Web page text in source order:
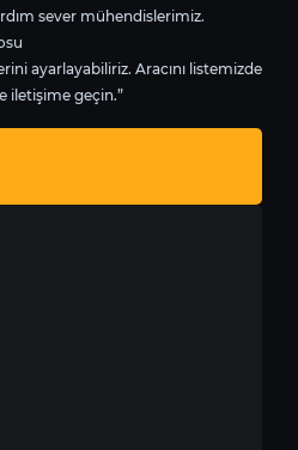
sever mühendislerimiz.
ayarlayabiliriz. Aracını listemizde
iletişime geçin.”